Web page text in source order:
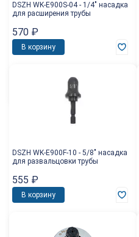
DSZH WK-E900S-04 - 1/4" насадка
для расширения трубы
570 ₽
В корзину
DSZH WK-E900F-10 - 5/8" насадка
для развальцовки трубы
555 ₽
В корзину